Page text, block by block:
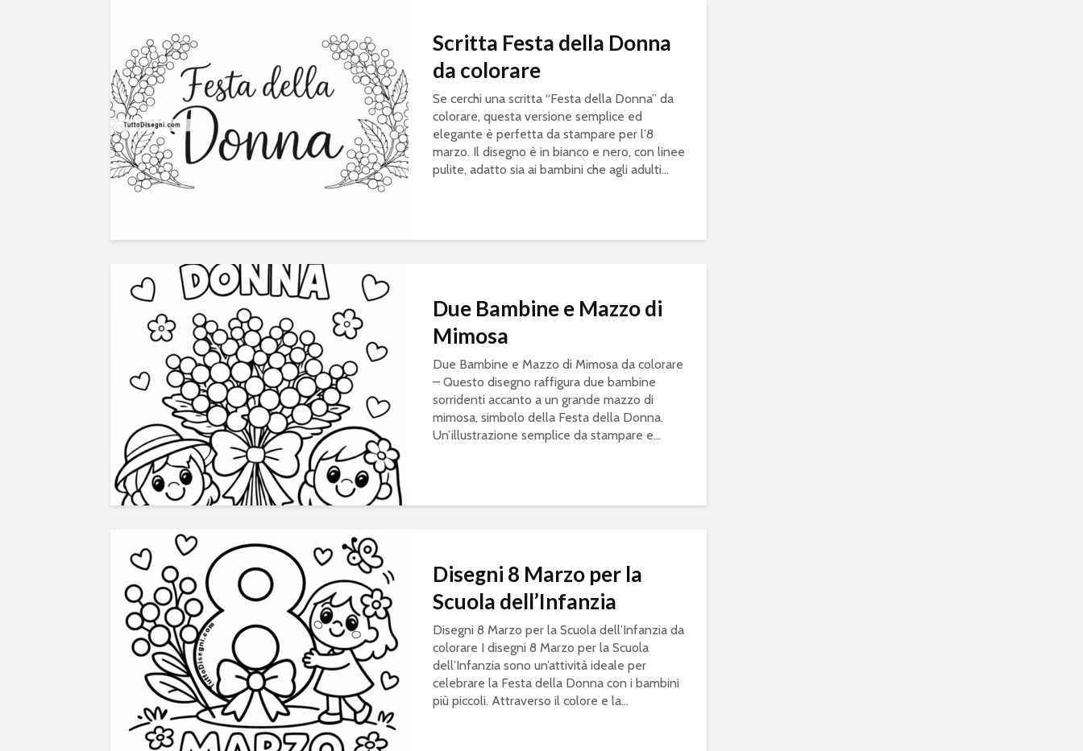
Scritta Festa della Donna
da colorare
Se cerchi una scritta “Festa della Donna” da
colorare, questa versione semplice ed
elegante è perfetta da stampare per l’8
marzo. Il disegno è in bianco e nero, con linee
pulite, adatto sia ai bambini che agli adulti...
Due Bambine e Mazzo di
Mimosa
Due Bambine e Mazzo di Mimosa da colorare
– Questo disegno raffigura due bambine
sorridenti accanto a un grande mazzo di
mimosa, simbolo della Festa della Donna.
Un’illustrazione semplice da stampare e...
Disegni 8 Marzo per la
Scuola dell’Infanzia
Disegni 8 Marzo per la Scuola dell’Infanzia da
colorare I disegni 8 Marzo per la Scuola
dell’Infanzia sono un’attività ideale per
celebrare la Festa della Donna con i bambini
più piccoli. Attraverso il colore e la...